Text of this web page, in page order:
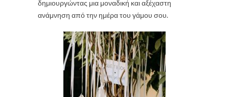
δημιουργώντας μια μοναδική και αξέχαστη
ανάμνηση από την ημέρα του γάμου σου.